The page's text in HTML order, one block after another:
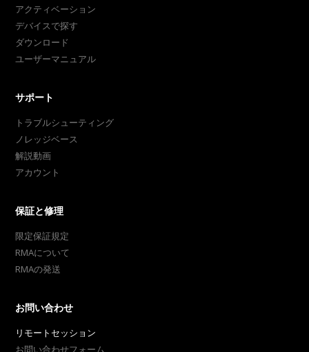
アクティベーション
デバイスで探す
ダウンロード
ユーザーマニュアル
サポート
トラブルシューティング
ノレッジベース
解説動画
アカウント
保証と修理
限定保証規定
RMAについて
RMAの発送
お問い合わせ
リモートセッション
お問い合わせフォーム